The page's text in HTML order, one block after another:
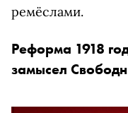
ремёслами.
Реформа 1918
замысел